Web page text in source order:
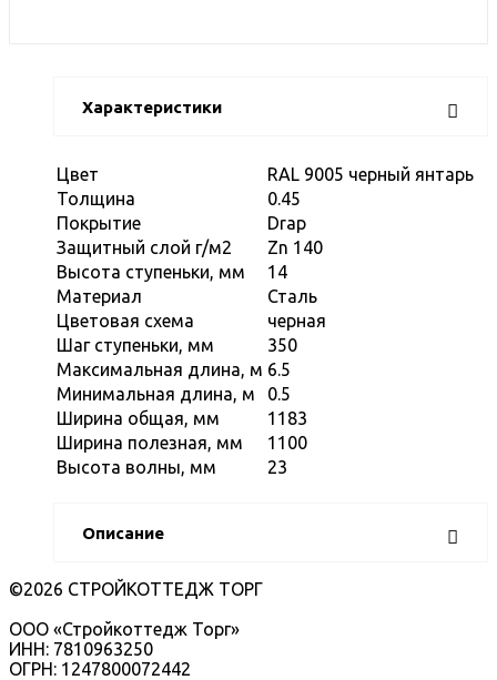
Характеристики
Цвет
RAL 9005 черный янтарь
Толщина
0.45
Покрытие
Drap
Защитный слой г/м2
Zn 140
Высота ступеньки, мм
14
Материал
Сталь
Цветовая схема
черная
Шаг ступеньки, мм
350
Максимальная длина, м 6.5
Минимальная длина, м
0.5
Ширина общая, мм
1183
Ширина полезная, мм
1100
Высота волны, мм
23
Описание
©2026 СТРОЙКОТТЕДЖ ТОРГ
ООО «Стройкоттедж Торг»
ИНН: 7810963250
ОГРН: 1247800072442